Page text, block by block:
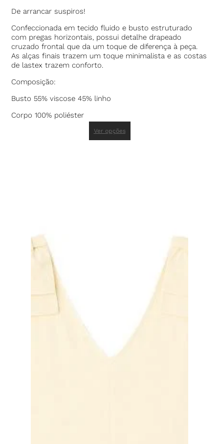
De arrancar suspiros!
Confeccionada em tecido fluido e busto estruturado
com pregas horizontais, possui detalhe drapeado
cruzado frontal que da um toque de diferença à peça.
As alças finais trazem um toque minimalista e as costas
de lastex trazem conforto.
Composição:
Busto 55% viscose 45% linho
Corpo 100% poliéster
Ver opções